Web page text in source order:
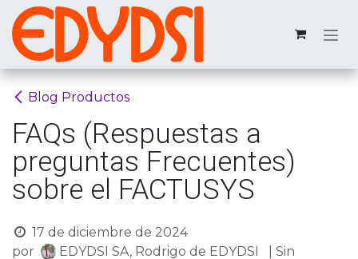
Ir al contenido
Blog Productos
FAQs (Respuestas a
preguntas Frecuentes)
sobre el FACTUSYS
17 de diciembre de 2024
por
EDYDSI SA, Rodrigo de EDYDSI
| Sin